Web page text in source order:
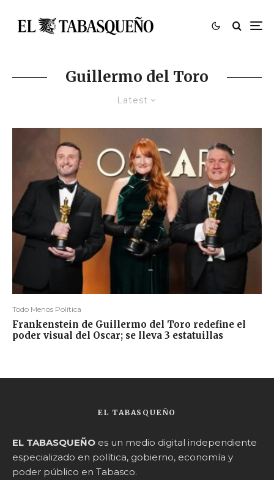
Guillermo del Toro
Latest
Todo Menos Política
Frankenstein de Guillermo del Toro redefine el
poder visual del Oscar; se lleva 3 estatuillas
EL TABASQUEÑO
EL TABASQUEÑO es un medio digital independiente
especializado en política, gobierno, economía y
poder público en Tabasco.